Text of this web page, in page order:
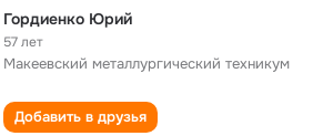
Гордиенко Юрий
57 лет
Макеевский металлургический техникум
Добавить в друзья